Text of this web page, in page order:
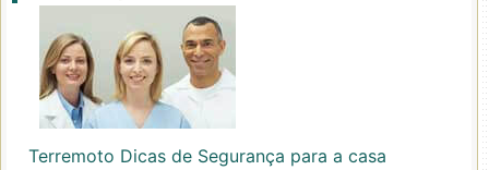
Terremoto Dicas de Segurança para a casa